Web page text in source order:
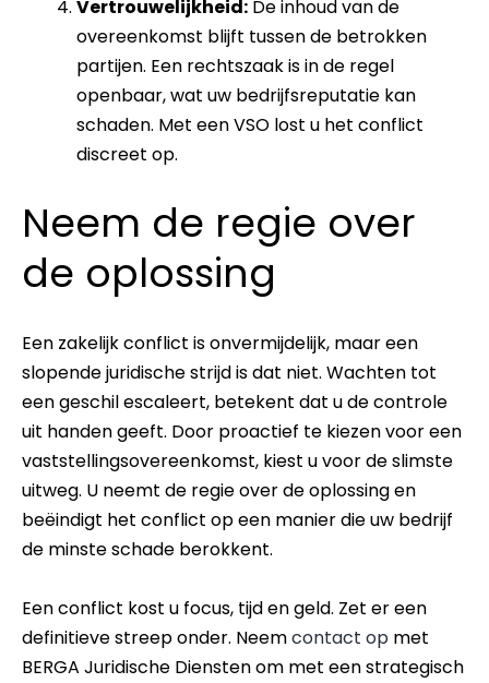
Vertrouwelijkheid: De inhoud van de
overeenkomst blijft tussen de betrokken
partijen. Een rechtszaak is in de regel
openbaar, wat uw bedrijfsreputatie kan
schaden. Met een VSO lost u het conflict
discreet op.
Neem de regie over
de oplossing
Een zakelijk conflict is onvermijdelijk, maar een
slopende juridische strijd is dat niet. Wachten tot
een geschil escaleert, betekent dat u de controle
uit handen geeft. Door proactief te kiezen voor een
vaststellingsovereenkomst, kiest u voor de slimste
uitweg. U neemt de regie over de oplossing en
beëindigt het conflict op een manier die uw bedrijf
de minste schade berokkent.
Een conflict kost u focus, tijd en geld. Zet er een
definitieve streep onder. Neemcontact op met
BERGA Juridische Diensten om met een strategisch